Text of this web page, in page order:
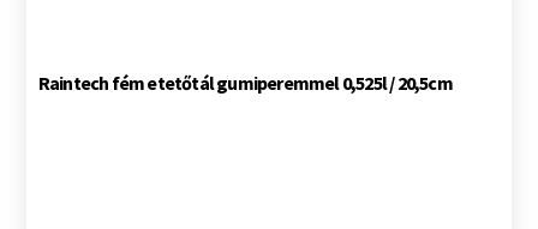
Raintech fém etetőtál gumiperemmel 0,525l / 20,5cm